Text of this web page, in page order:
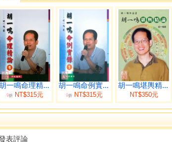
一鳴命理精...
9折 NT$315元
胡一鳴命例實...
9折 NT$315元
胡一鳴堪輿精...
NT$350元
表評論